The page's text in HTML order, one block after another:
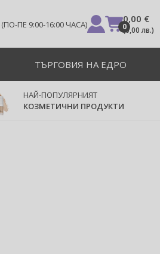
(ПО-ПЕ 9:00-16:00 ЧАСА) 0
0,00 €
(0,00 лв.)
ТЪРГОВИЯ НА ЕДРО
НАЙ-ПОПУЛЯРНИЯТ
КОЗМЕТИЧНИ ПРОДУКТИ